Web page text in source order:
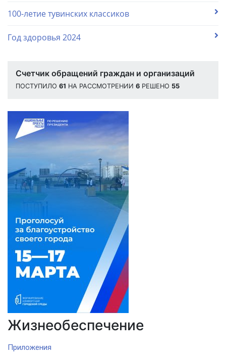
100-летие тувинских классиков
Год здоровья 2024
Счетчик обращений граждан и организаций
ПОСТУПИЛО 61 НА РАССМОТРЕНИИ 6 РЕШЕНО 55
Жизнеобеспечение
Приложения